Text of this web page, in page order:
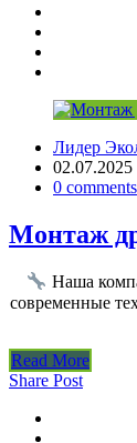
Лидер
02.07.2025
0 comments
Монтаж
Наша
современные
Read More
Share Post